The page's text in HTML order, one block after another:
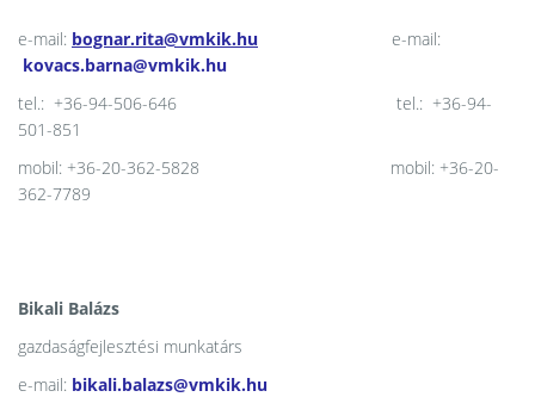
e-mail: bognar.rita@vmkik.hu e-mail:
kovacs.barna@vmkik.hu
tel.: +36-94-506-646 tel.: +36-94-
501-851
mobil: +36-20-362-5828 mobil: +36-20-
362-7789
Bikali Balázs
gazdaságfejlesztési munkatárs
e-mail: bikali.balazs@vmkik.hu